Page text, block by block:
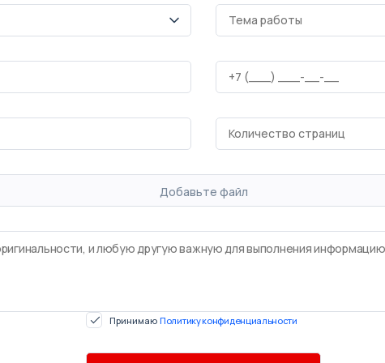
Добавьте файл
Принимаю Политику конфиденциальности